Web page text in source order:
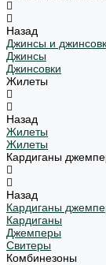
Назад
Джинсы и
Джинсы
Джинсовки
Жилеты
Назад
Жилеты
Жилеты
Кардиганы
Назад
Кардиганы
Кардиганы
Джемперы
Свитеры
Комбинезоны